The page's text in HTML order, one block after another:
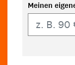
Meinen